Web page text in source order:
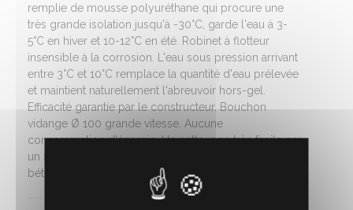
remplie de mousse polyuréthane qui procure une
très grande isolation jusqu'à -30°C, garde l'eau à 3-
5°C en hiver et 10-12°C en été. Robinet à flotteur
insensible à la corrosion. L'eau sous pression arrivant
entre 3°C et 10°C remplace la quantité d'eau prélevée
et maintient naturellement l'abreuvoir hors-gel.
Efficacité garantie par le constructeur. Bouchon
vidange Ø 100 grande vitesse. Aucune
consommation d'énergie. Un nettoyage très facile par
un simple démontage sans outil. A fixer sur socle
béton. Pour 30 bovins. Capacité 75 L.